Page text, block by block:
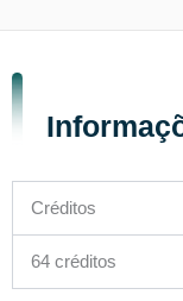
Créditos
64 créditos